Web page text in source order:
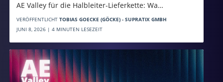
AE Valley für die Halbleiter-Lieferkette: Wa…
VERÖFFENTLICHT TOBIAS GOECKE (GÖCKE) - SUPRATIX GMBH
JUNI 8, 2026 | 4 MINUTEN LESEZEIT